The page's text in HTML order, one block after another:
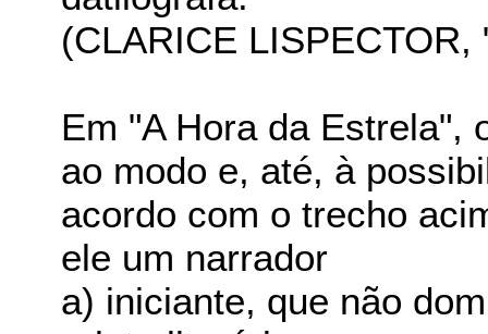
(CLARICE
Em "A Hora da Estrela",
ao modo e, até, à
acordo com o trecho
ele um narrador
a) iniciante, que não